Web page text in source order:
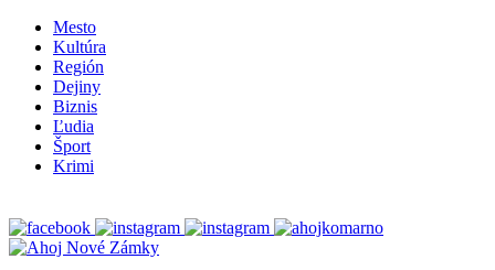
Mesto
Kultúra
Región
Dejiny
Biznis
Ľudia
Šport
Krimi